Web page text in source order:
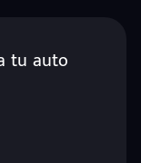
tu auto